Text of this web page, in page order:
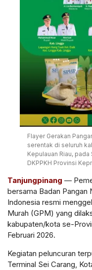
Flayer Gerakan
serentak di seluruh
Kepulauan Riau,
DKPPKH Provinsi
Tanjungpinang —
bersama Badan Pangan
Indonesia resmi
Murah (GPM) yang
kabupaten/kota se-
Februari 2026.
Kegiatan peluncuran
Terminal Sei Carang,